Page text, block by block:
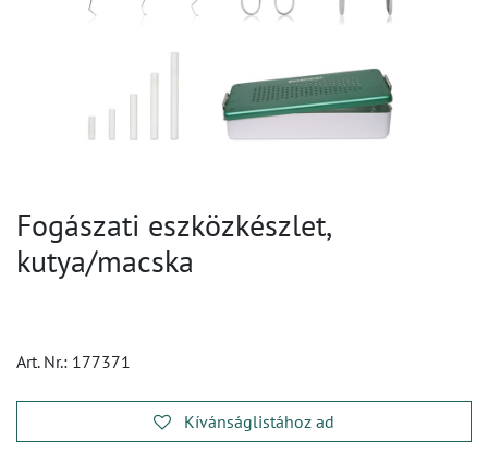
Fogászati eszközkészlet,
kutya/macska
Art. Nr.: 177371
Kívánságlistához ad